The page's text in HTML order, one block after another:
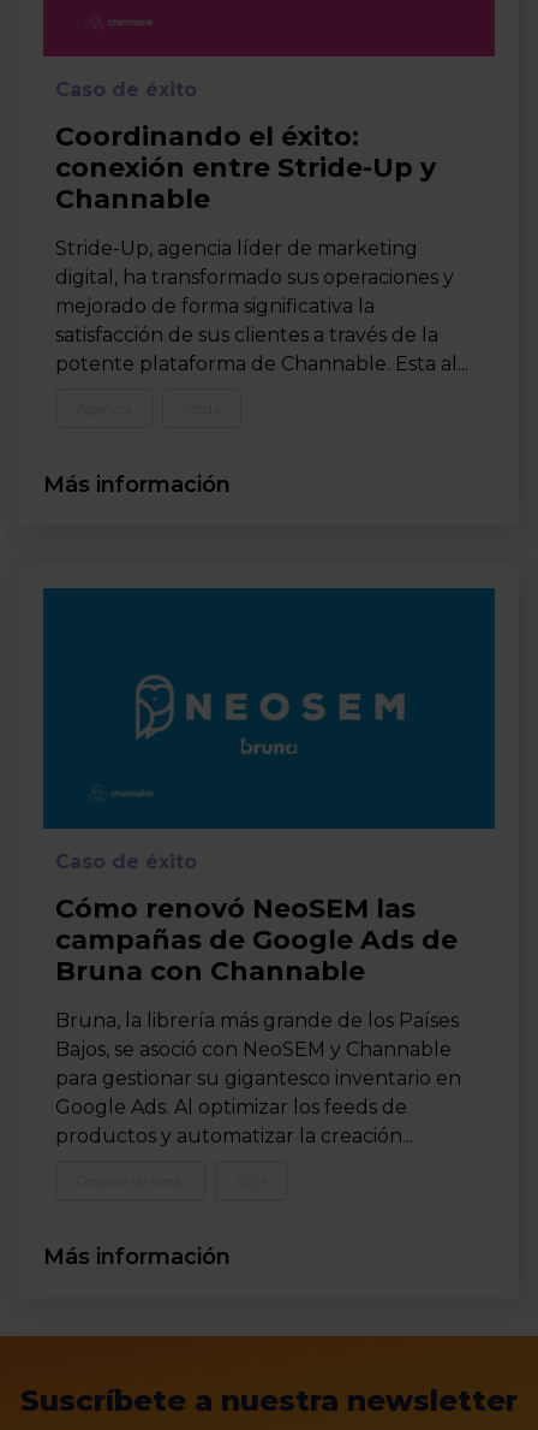
Caso de éxito
Coordinando el éxito:
conexión entre Stride-Up y
Channable
Stride-Up, agencia líder de marketing
digital, ha transformado sus operaciones y
mejorado de forma significativa la
satisfacción de sus clientes a través de la
potente plataforma de Channable. Esta al...
Más información
Caso de éxito
Cómo renovó NeoSEM las
campañas de Google Ads de
Bruna con Channable
Bruna, la librería más grande de los Países
Bajos, se asoció con NeoSEM y Channable
para gestionar su gigantesco inventario en
Google Ads. Al optimizar los feeds de
productos y automatizar la creación...
Más información
Suscríbete a nuestra newsletter